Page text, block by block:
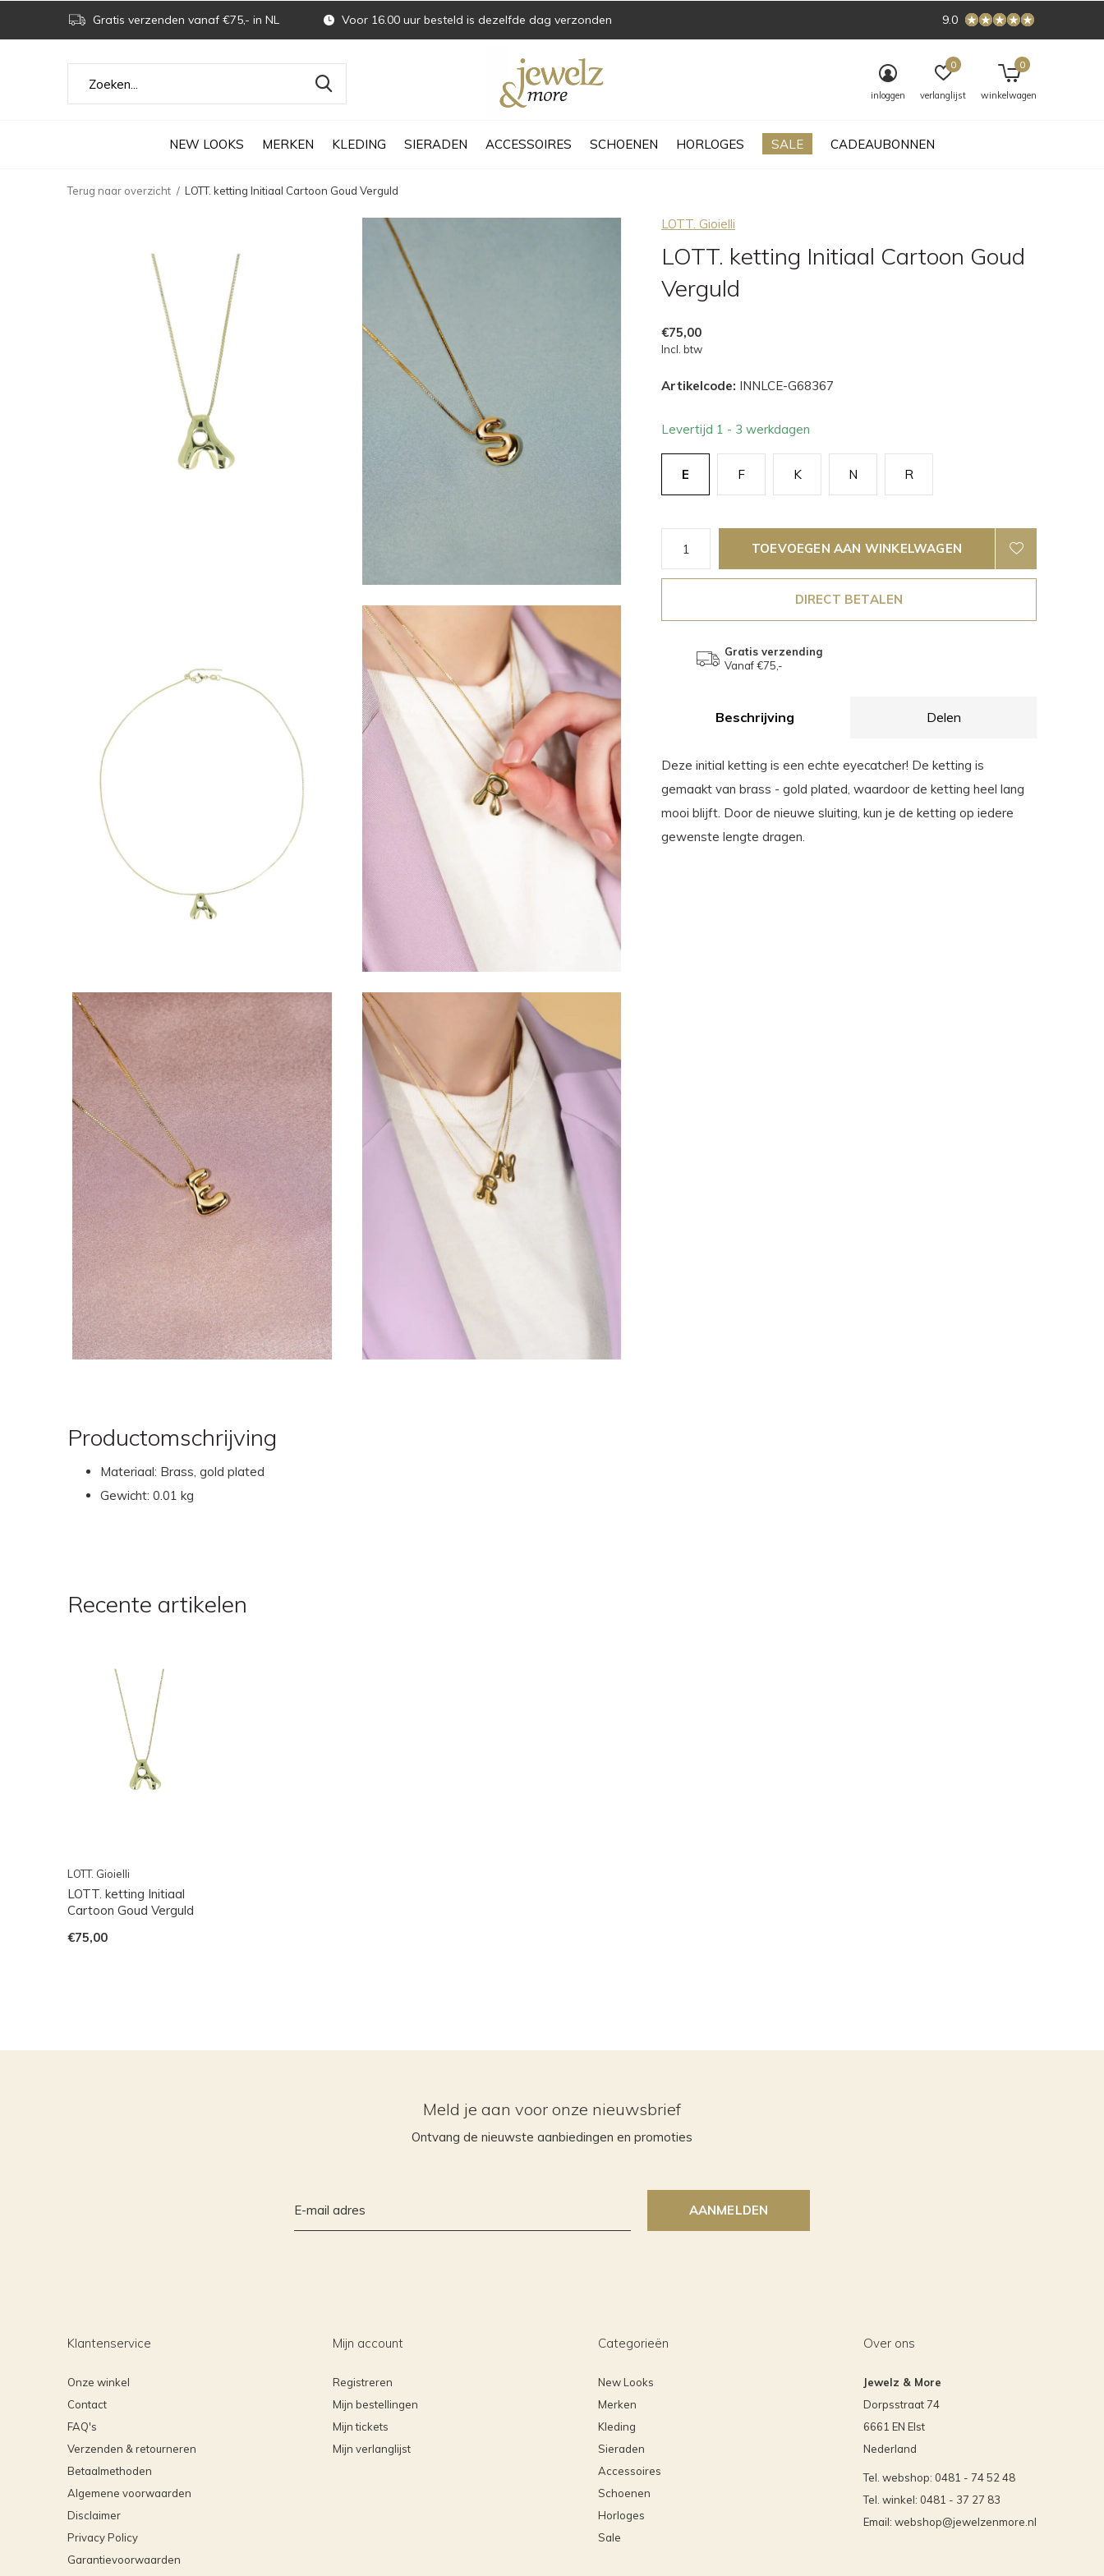
NEW LOOKS MERKEN KLEDING SIERADEN ACCESSOIRES SCHOENEN HORLOGES SALE CADEAUBONNEN
inloggen verlanglijst
0
winkelwagen
0
Gratis verzenden vanaf €75,- in NL Voor 16.00 uur besteld is dezelfde dag verzonden 9.0
Terug naar overzicht LOTT. ketting Initiaal Cartoon Goud Verguld
LOTT. Gioielli
LOTT. ketting Initiaal Cartoon Goud
Verguld
€75,00
Incl. btw
Artikelcode: INNLCE-G68367
Levertijd 1 - 3 werkdagen
E F K N R
TOEVOEGEN AAN WINKELWAGEN
DIRECT BETALEN
Gratis verzending
Vanaf €75,-
Beschrijving Delen
Deze initial ketting is een echte eyecatcher! De ketting is
gemaakt van brass - gold plated, waardoor de ketting heel lang
mooi blijft. Door de nieuwe sluiting, kun je de ketting op iedere
gewenste lengte dragen.
Productomschrijving
Materiaal: Brass, gold plated
Gewicht: 0.01 kg
Recente artikelen
LOTT. Gioielli
LOTT. ketting Initiaal
Cartoon Goud Verguld
€75,00
Meld je aan voor onze nieuwsbrief
Ontvang de nieuwste aanbiedingen en promoties
AANMELDEN
Klantenservice
Onze winkel
Contact
FAQ's
Verzenden & retourneren
Betaalmethoden
Algemene voorwaarden
Disclaimer
Privacy Policy
Garantievoorwaarden
Mijn account
Registreren
Mijn bestellingen
Mijn tickets
Mijn verlanglijst
Categorieën
New Looks
Merken
Kleding
Sieraden
Accessoires
Schoenen
Horloges
Sale
Over ons
Jewelz & More
Dorpsstraat 74
6661 EN Elst
Nederland
Tel. webshop: 0481 - 74 52 48
Tel. winkel: 0481 - 37 27 83
Email: webshop@jewelzenmore.nl